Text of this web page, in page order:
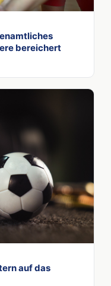
bereichert
auf das